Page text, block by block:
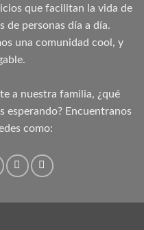
que facilitan la vida de
de personas día a día.
una comunidad cool, y
a nuestra familia, ¿qué
esperando? Encuentranos
como: